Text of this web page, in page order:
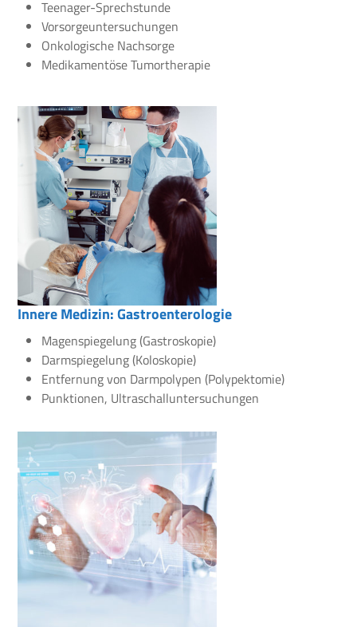
Teenager-Sprechstunde
Vorsorgeuntersuchungen
Onkologische Nachsorge
Medikamentöse Tumortherapie
Innere Medizin: Gastroenterologie
Magenspiegelung (Gastroskopie)
Darmspiegelung (Koloskopie)
Entfernung von Darmpolypen (Polypektomie)
Punktionen, Ultraschalluntersuchungen